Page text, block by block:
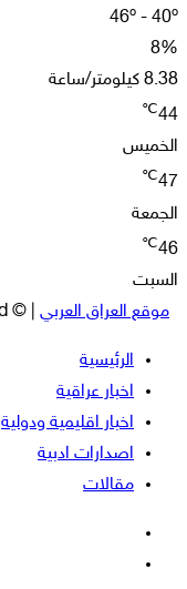
46º - 40º
8%
8.38 كيلومتر/ساعة
44
℃
الخميس
47
℃
الجمعة
46
℃
السبت
موقع العراق العربي | © Copyright 2026, All Rights Reserved
الرئيسية
اخبار عراقية
اخبار اقليمية ودولية
اصدارات ادبية
مقالات